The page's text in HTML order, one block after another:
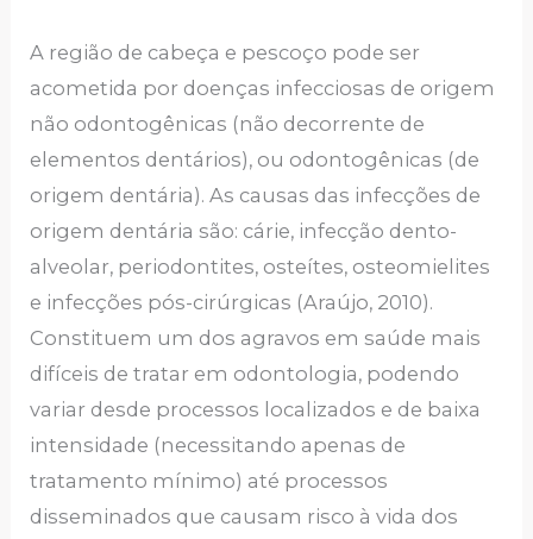
A região de cabeça e pescoço pode ser
acometida por doenças infecciosas de origem
não odontogênicas (não decorrente de
elementos dentários), ou odontogênicas (de
origem dentária). As causas das infecções de
origem dentária são: cárie, infecção dento-
alveolar, periodontites, osteítes, osteomielites
e infecções pós-cirúrgicas (Araújo, 2010).
Constituem um dos agravos em saúde mais
difíceis de tratar em odontologia, podendo
variar desde processos localizados e de baixa
intensidade (necessitando apenas de
tratamento mínimo) até processos
disseminados que causam risco à vida dos